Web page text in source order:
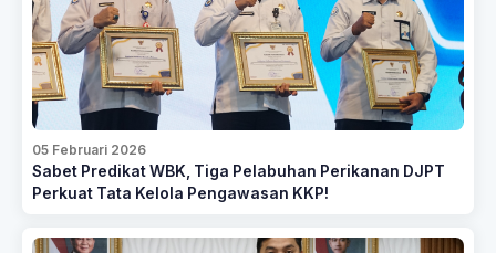
05 Februari 2026
Sabet Predikat WBK, Tiga Pelabuhan Perikanan DJPT
Perkuat Tata Kelola Pengawasan KKP!